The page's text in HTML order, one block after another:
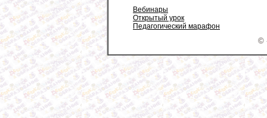
Вебинары
Открытый урок
Педагогический марафон
©